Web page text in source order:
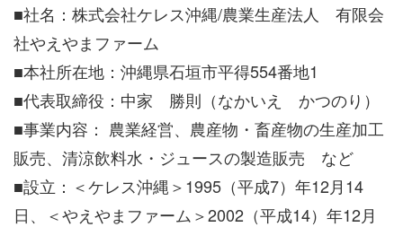
■社名：株式会社ケレス沖縄/農業生産法人 有限会
社やえやまファーム
■本社所在地：沖縄県石垣市平得554番地1
■代表取締役：中家 勝則（なかいえ かつのり）
■事業内容： 農業経営、農産物・畜産物の生産加工
販売、清涼飲料水・ジュースの製造販売 など
■設立：＜ケレス沖縄＞1995（平成7）年12月14
日、＜やえやまファーム＞2002（平成14）年12月